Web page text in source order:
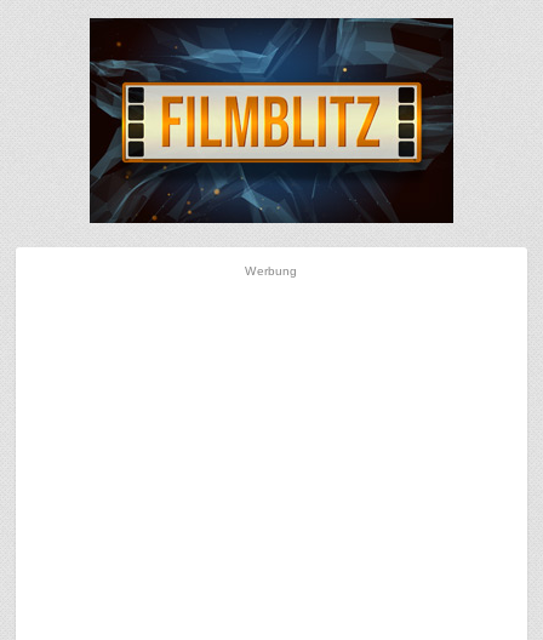
Werbung